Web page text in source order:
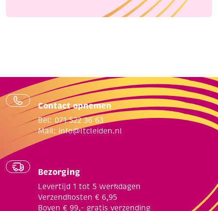
Contact opnemen
Bel: 071 522 36 63
Mail: info@ltcleiden.nl
Bezorging
Levertijd 1 tot 5 werkdagen
Verzendkosten € 6,95
Boven € 99,- gratis verzending